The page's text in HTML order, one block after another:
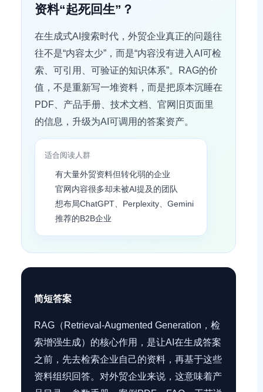
资料“起死回生”？
在生成式AI搜索时代，外贸企业真正的问题往
往不是“内容太少”，而是“内容没有进入AI可检
索、可引用、可验证的知识体系”。RAG的价
值，不是重新写一堆资料，而是把原本沉睡在
PDF、产品手册、技术文档、官网旧页面里
的信息，升级为AI可调用的答案资产。
适合阅读人群
有大量外贸资料但转化弱的企业
官网内容很多却未被AI提及的团队
想布局ChatGPT、Perplexity、Gemini
推荐的B2B企业
简短答案
RAG（Retrieval-Augmented Generation，检
索增强生成）的核心作用，是让AI在生成答案
之前，先去检索企业自己的资料，再基于这些
资料组织回答。对外贸企业来说，这意味着产